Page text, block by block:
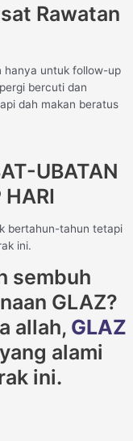
Rawatan
hanya untuk follow-up
bercuti dan
dah makan beratus
UBATAN
HARI
bertahun-tahun tetapi
ini.
sembuh
GLAZ?
allah, GLAZ
alami
ini.